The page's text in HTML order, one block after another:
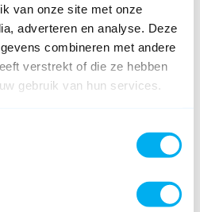
van onze site met onze
adverteren en analyse. Deze
combineren met andere
verstrekt of die ze hebben
gebruik van hun services.